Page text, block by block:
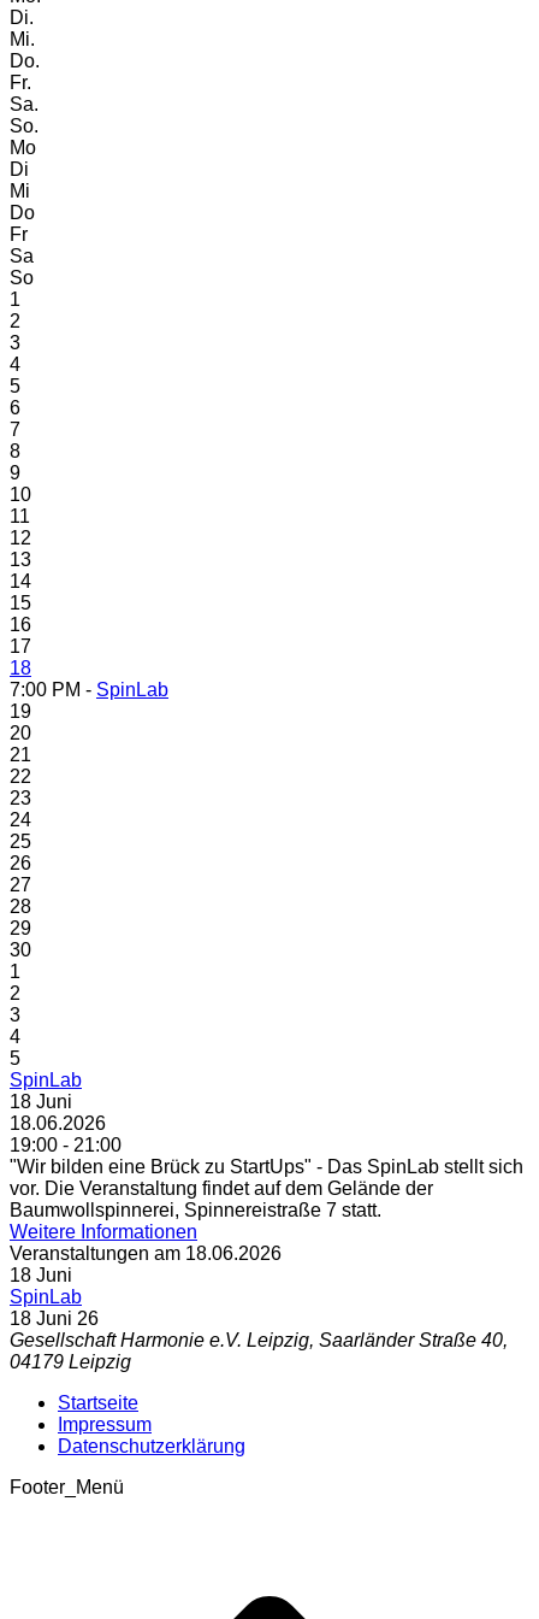
Di.
Mi.
Do.
Fr.
Sa.
So.
Mo
Di
Mi
Do
Fr
Sa
So
1
2
3
4
5
6
7
8
9
10
11
12
13
14
15
16
17
18
7:00 PM - SpinLab
19
20
21
22
23
24
25
26
27
28
29
30
1
2
3
4
5
SpinLab
18 Juni
18.06.2026
19:00 - 21:00
"Wir bilden eine Brück zu StartUps" - Das SpinLab stellt sich
vor. Die Veranstaltung findet auf dem Gelände der
Baumwollspinnerei, Spinnereistraße 7 statt.
Weitere Informationen
Veranstaltungen am 18.06.2026
18 Juni
SpinLab
18 Juni 26
Gesellschaft Harmonie e.V. Leipzig, Saarländer Straße 40,
04179 Leipzig
Startseite
Impressum
Datenschutzerklärung
Footer_Menü